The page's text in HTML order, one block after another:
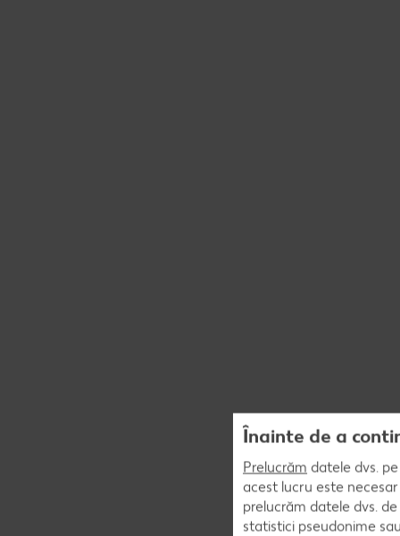
Înainte de a
Prelucrăm datele dvs.
acest lucru este
prelucrăm datele dvs.
statistici pseudonime